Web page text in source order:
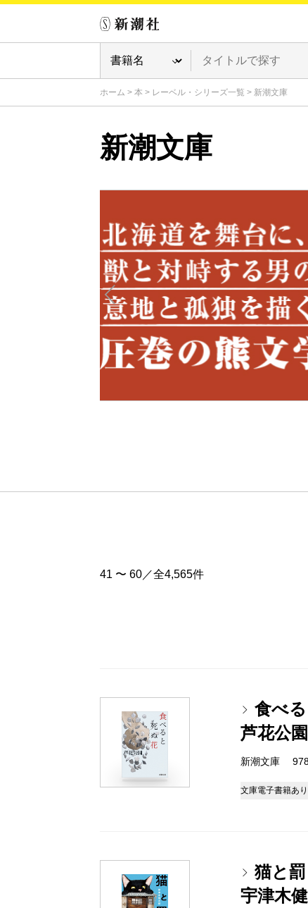
ホーム > 本 > レーベル・シリーズ一覧 > 新潮文庫
新潮文庫
Pre
v
41 〜 60／全4,565件
食べ
芦花公
新潮文庫
文庫電子書籍あり
猫と罰
宇津木